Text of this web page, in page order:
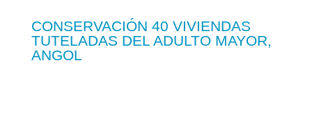
CONSERVACIÓN 40 VIVIENDAS
TUTELADAS DEL ADULTO MAYOR,
ANGOL